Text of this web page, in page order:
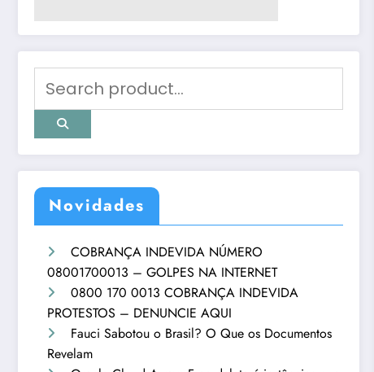
Novidades
COBRANÇA INDEVIDA NÚMERO
08001700013 – GOLPES NA INTERNET
0800 170 0013 COBRANÇA INDEVIDA
PROTESTOS – DENUNCIE AQUI
Fauci Sabotou o Brasil? O Que os Documentos
Revelam